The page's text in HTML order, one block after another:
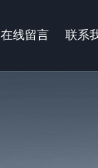
在线留言 联系